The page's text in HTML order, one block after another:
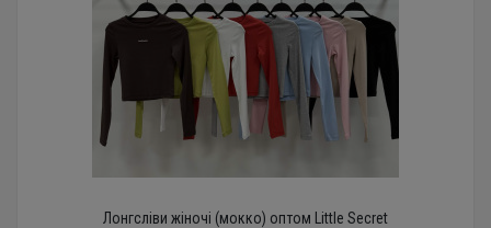
Лонгсліви жіночі (мокко) оптом Little Secret